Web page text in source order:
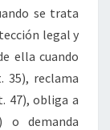
se trata
legal y
ella cuando
35), reclama
47), obliga a
o demanda